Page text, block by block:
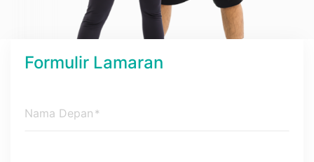
Formulir Lamaran
Nama Depan *